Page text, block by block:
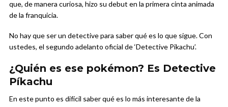
que, de manera curiosa, hizo su debut en la primera cinta animada
de la franquicia.
No hay que ser un detective para saber qué es lo que sigue. Con
ustedes, el segundo adelanto oficial de ‘Detective Pikachu’.
¿Quién es ese pokémon? Es Detective
Píkachu
En este punto es difícil saber qué es lo más interesante de la